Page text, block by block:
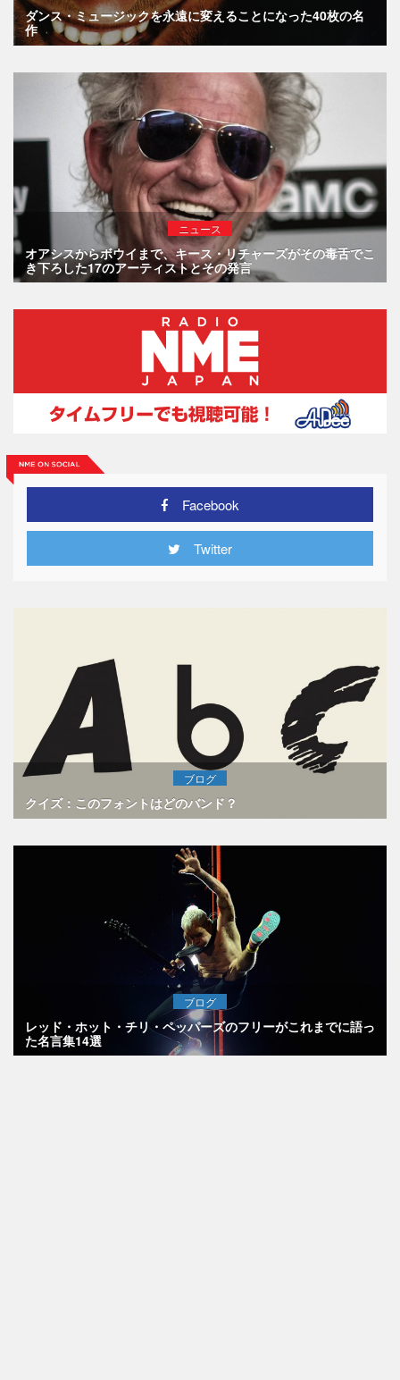
ダンス・ミュージックを永遠に変えることになった40枚の名
作
ニュース
オアシスからボウイまで、キース・リチャーズがその毒舌でこ
き下ろした17のアーティストとその発言
Facebook
Twitter
ブログ
クイズ：このフォントはどのバンド？
ブログ
レッド・ホット・チリ・ペッパーズのフリーがこれまでに語っ
た名言集14選